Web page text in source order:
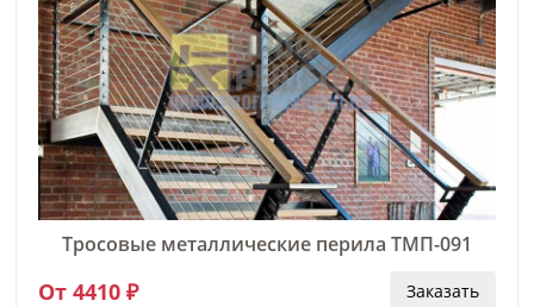
Тросовые металлические перила ТМП-091
От 4410 ₽ Заказать